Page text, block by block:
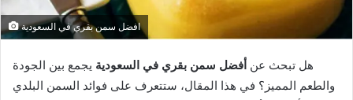
افضل سمن بقري في السعودية
هل تبحث عن أفضل سمن بقري في السعودية يجمع بين الجودة
والطعم المميز؟ في هذا المقال، ستتعرف على فوائد السمن البلدي